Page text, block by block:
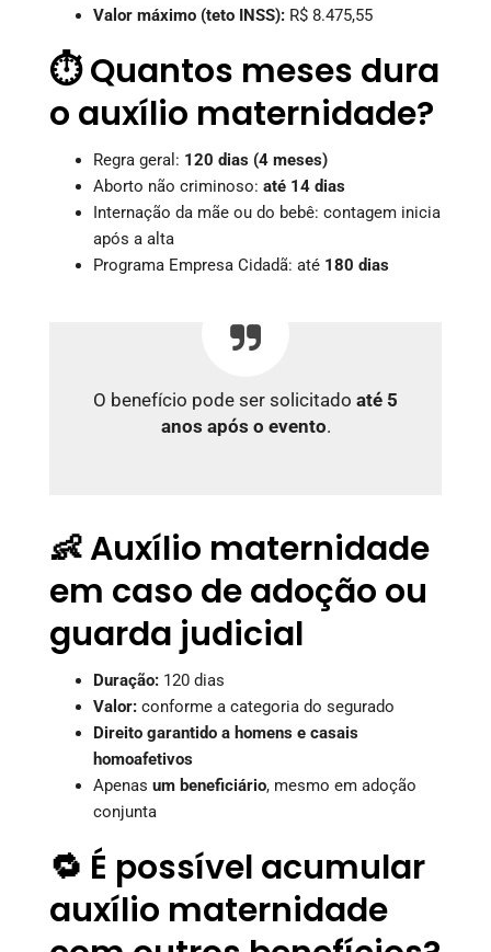
Valor máximo (teto INSS): R$ 8.475,55
⏱️ Quantos meses dura
o auxílio maternidade?
Regra geral: 120 dias (4 meses)
Aborto não criminoso: até 14 dias
Internação da mãe ou do bebê: contagem inicia
após a alta
Programa Empresa Cidadã: até 180 dias
O benefício pode ser solicitado até 5
anos após o evento.
👶 Auxílio maternidade
em caso de adoção ou
guarda judicial
Duração: 120 dias
Valor: conforme a categoria do segurado
Direito garantido a homens e casais
homoafetivos
Apenas um beneficiário, mesmo em adoção
conjunta
🔁 É possível acumular
auxílio maternidade